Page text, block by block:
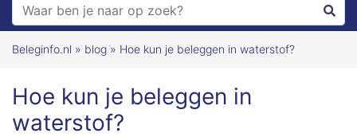
Beleginfo.nl » blog » Hoe kun je beleggen in waterstof?
Hoe kun je beleggen in
waterstof?